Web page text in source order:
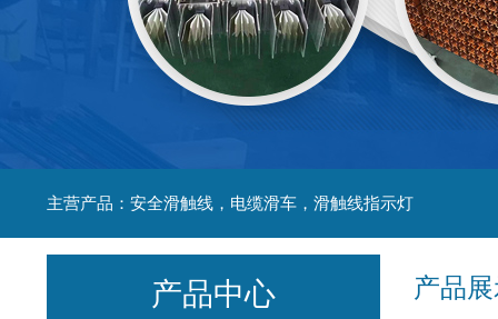
主营产品：安全滑触线，电缆滑车，滑触线指示灯
产品
产品中心